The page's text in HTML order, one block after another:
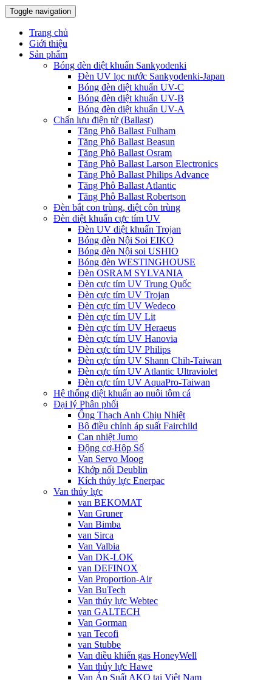
Toggle navigation
Trang chủ
Giới thiệu
Sản phẩm
Bóng đèn diệt khuẩn Sankyodenki
Đèn UV lọc nước Sankyodenki-Japan
Bóng đèn diệt khuẩn UV-C
Bóng đèn diệt khuẩn UV-B
Bóng đèn diệt khuẩn UV-A
Chấn lưu điện tử (Ballast)
Tăng Phô Ballast Fulham
Tăng Phô Ballast Beasun
Tăng Phô Ballast Osram
Tăng Phô Ballast Larson Electronics
Tăng Phô Ballast Philips Advance
Tăng Phô Ballast Atlantic
Tăng Phô Ballast Robertson
Đèn bắt con trùng, diệt côn trùng
Đèn diệt khuẩn cực tím UV
Đèn UV diệt khuẩn Trojan
Bóng đèn Nội Soi EIKO
Bóng đèn Nội soi USHIO
Bóng đèn WESTINGHOUSE
Đèn OSRAM SYLVANIA
Đèn cực tím UV Trung Quốc
Đèn cực tím UV Trojan
Đèn cực tím UV Wedeco
Đèn cực tím UV Lit
Đèn cực tím UV Heraeus
Đèn cực tím UV Hanovia
Đèn cực tím UV Philips
Đèn cực tím UV Shann Chih-Taiwan
Đèn cực tím UV Atlantic Ultraviolet
Đèn cực tím UV AquaPro-Taiwan
Hệ thống diệt khuẩn ao nuôi tôm cá
Đại lý Phân phối
Ống Thạch Anh Chịu Nhiệt
Bộ điều chỉnh áp suất Fairchild
Can nhiệt Jumo
Động cơ-Hộp Số
Van Servo Moog
Khớp nối Deublin
Kích thủy lực Enerpac
Van thủy lực
van BEKOMAT
Van Gruner
Van Bimba
van Sirca
Van Valbia
Van DK-LOK
van DEFINOX
Van Proportion-Air
Van BuTech
Van thủy lực Webtec
van GALTECH
Van Gorman
van Tecofi
van Stubbe
Van điều khiển gas HoneyWell
Van thủy lực Hawe
Van Áp Suất AKO tại Việt Nam